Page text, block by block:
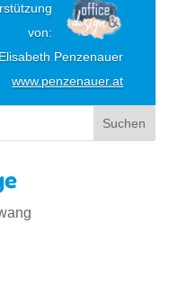
von:
Penzenauer
www.penzenauer.at
Suchen